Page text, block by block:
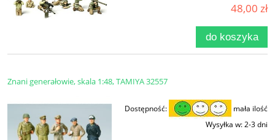
48,00 zł
do koszyka
Znani generałowie, skala 1:48, TAMIYA 32557
Dostępność:
mała ilość
Wysyłka w:2-3 dni